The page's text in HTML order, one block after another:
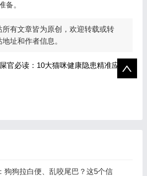
备。
所有文章皆为原创，欢迎转载或转
址和作者信息。
官必读：10大猫咪健康隐患精准应对
狗狗拉白便、乱咬尾巴？这5个信